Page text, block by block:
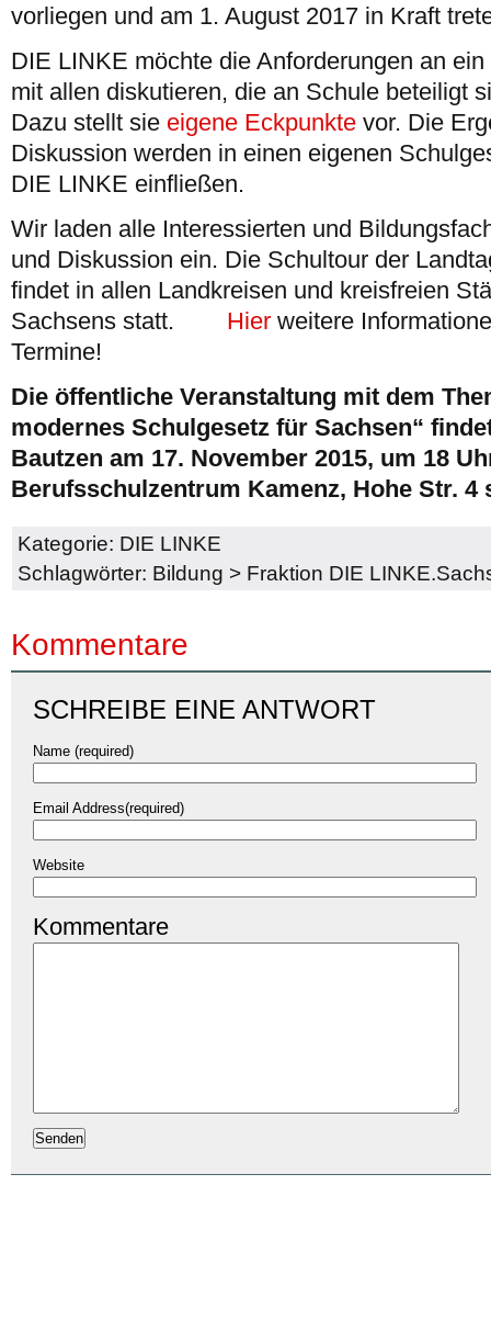
vorliegen und am 1. August 2017 in Kraft
DIE LINKE möchte die Anforderungen an
mit allen diskutieren, die an Schule beteiligt
Dazu stellt sie eigene Eckpunkte vor. Die
Diskussion werden in einen eigenen
DIE LINKE einfließen.
Wir laden alle Interessierten und
und Diskussion ein. Die Schultour der
findet in allen Landkreisen und kreisfreien
Sachsens statt. Hier weitere
Termine!
Die öffentliche Veranstaltung mit dem
modernes Schulgesetz für Sachsen“
Bautzen am 17. November 2015, um 18
Berufsschulzentrum Kamenz, Hohe Str. 4
Kategorie: DIE LINKE
Schlagwörter: Bildung > Fraktion DIE
Kommentare
SCHREIBE EINE ANTWORT
Name (required)
Email Address(required)
Website
Kommentare